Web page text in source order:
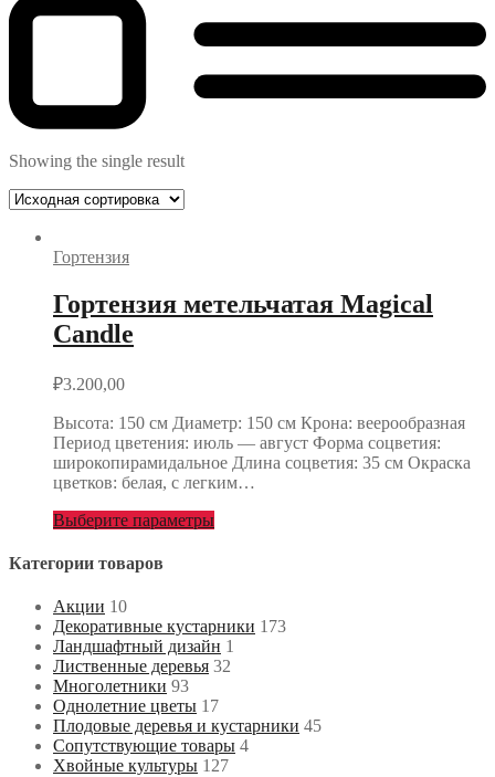
Showing the single result
Гортензия
Гортензия метельчатая Magical
Candle
₽3.200,00
Высота: 150 см Диаметр: 150 см Крона: веерообразная
Период цветения: июль — август Форма соцветия:
широкопирамидальное Длина соцветия: 35 см Окраска
цветков: белая, с легким…
Выберите параметры
Категории товаров
Акции 10
Декоративные кустарники 173
Ландшафтный дизайн 1
Лиственные деревья 32
Многолетники 93
Однолетние цветы 17
Плодовые деревья и кустарники 45
Сопутствующие товары 4
Хвойные культуры 127